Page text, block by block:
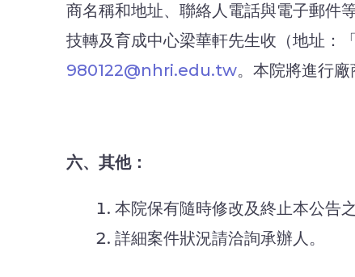
商名稱和地址、聯絡人電話與電子郵件
技轉及育成中心梁華軒先生收（地址：
980122@nhri.edu.tw。本院將進行
六、其他：
本院保有隨時修改及終止本公告之
詳細案件狀況請洽詢承辦人。